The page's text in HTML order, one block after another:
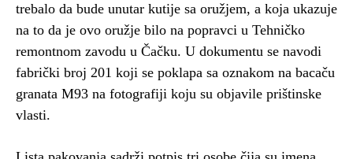
trebalo da bude unutar kutije sa oružjem, a koja ukazuje
na to da je ovo oružje bilo na popravci u Tehničko
remontnom zavodu u Čačku. U dokumentu se navodi
fabrički broj 201 koji se poklapa sa oznakom na bacaču
granata M93 na fotografiji koju su objavile prištinske
vlasti.